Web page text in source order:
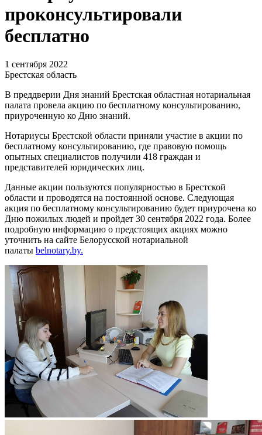
проконсультировали
бесплатно
1 сентября 2022
Брестская область
В преддверии Дня знаний Брестская областная нотариальная
палата провела акцию по бесплатному консультированию,
приуроченную ко Дню знаний.
Нотариусы Брестской области приняли участие в акции по
бесплатному консультированию, где правовую помощь
опытных специалистов получили 418 граждан и
представителей юридических лиц.
Данные акции пользуются популярностью в Брестской
области и проводятся на постоянной основе. Следующая
акция по бесплатному консультированию будет приурочена ко
Дню пожилых людей и пройдет 30 сентября 2022 года. Более
подробную информацию о предстоящих акциях можно
уточнить на сайте Белорусской нотариальной
палаты belnotary.by.